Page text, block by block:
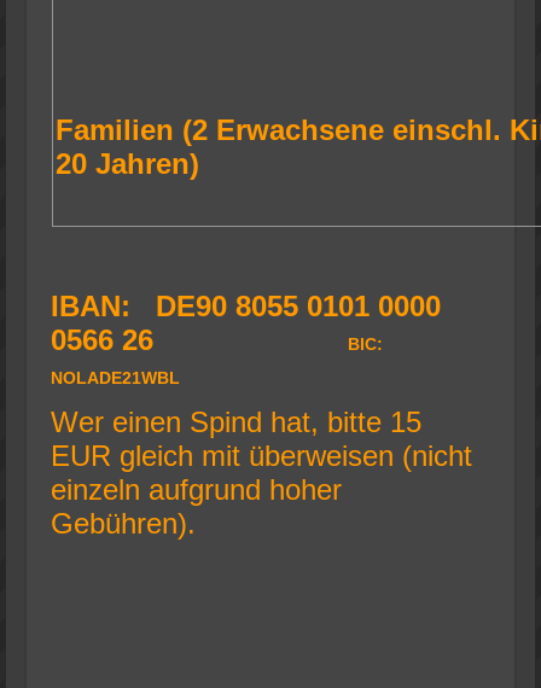
Familien (2 Erwachsene einschl.
20 Jahren)
IBAN: DE90 8055 0101 0000
0566 26
BIC:
NOLADE21WBL
Wer einen Spind hat, bitte 15
EUR gleich mit überweisen (nicht
einzeln aufgrund hoher
Gebühren).